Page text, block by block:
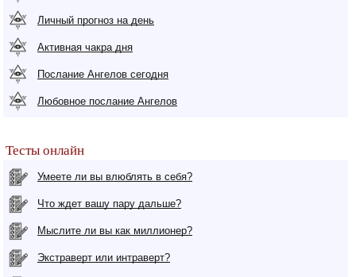
Личный прогноз на день
Активная чакра дня
Послание Ангелов сегодня
Любовное послание Ангелов
Тесты онлайн
Умеете ли вы влюблять в себя?
Что ждет вашу пару дальше?
Мыслите ли вы как миллионер?
Экстраверт или интраверт?